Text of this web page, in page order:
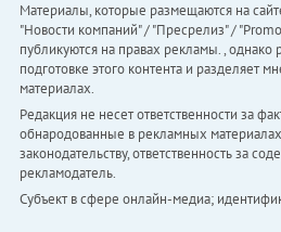
Материалы, которые размещаются на
"Новости компаний" / "Пресрелиз" /
публикуются на правах рекламы. , однако
подготовке этого контента и разделяет
материалах.
Редакция не несет ответственности за
обнародованные в рекламных
законодательству, ответственность за
рекламодатель.
Субъект в сфере онлайн-медиа;